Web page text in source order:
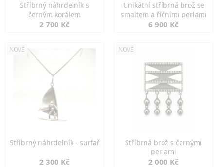
Stříbrný náhrdelník s
černým korálem
2 700 Kč
Unikátní stříbrná brož se
smaltem a říčními perlami
6 900 Kč
NOVÉ
Stříbrný náhrdelník - surfař
2 300 Kč
NOVÉ
Stříbrná brož s černými
perlami
2 000 Kč